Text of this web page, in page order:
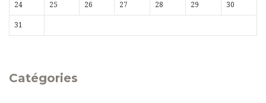
24 25 26 27 28 29 30
31
Catégories